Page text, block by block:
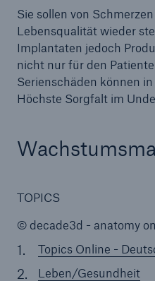
Sie sollen von
Lebensqualität wieder
Implantaten jedoch
nicht nur für den
Serienschäden können
Höchste Sorgfalt im
TOPICS
© decade3d - anatomy
Topics Online -
Leben/Gesundheit
Naturkatastrophen
versicherten
71.8%